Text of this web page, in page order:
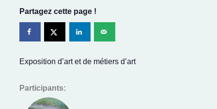
Partagez cette page !
Exposition d’art et de métiers d’art
Participants: